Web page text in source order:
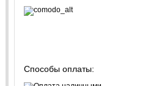
Способы оплаты: